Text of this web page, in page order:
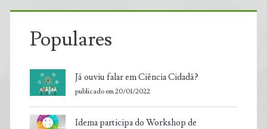
Populares
Já ouviu falar em Ciência Cidadã?
publicado em 20/01/2022
Idema participa do Workshop de